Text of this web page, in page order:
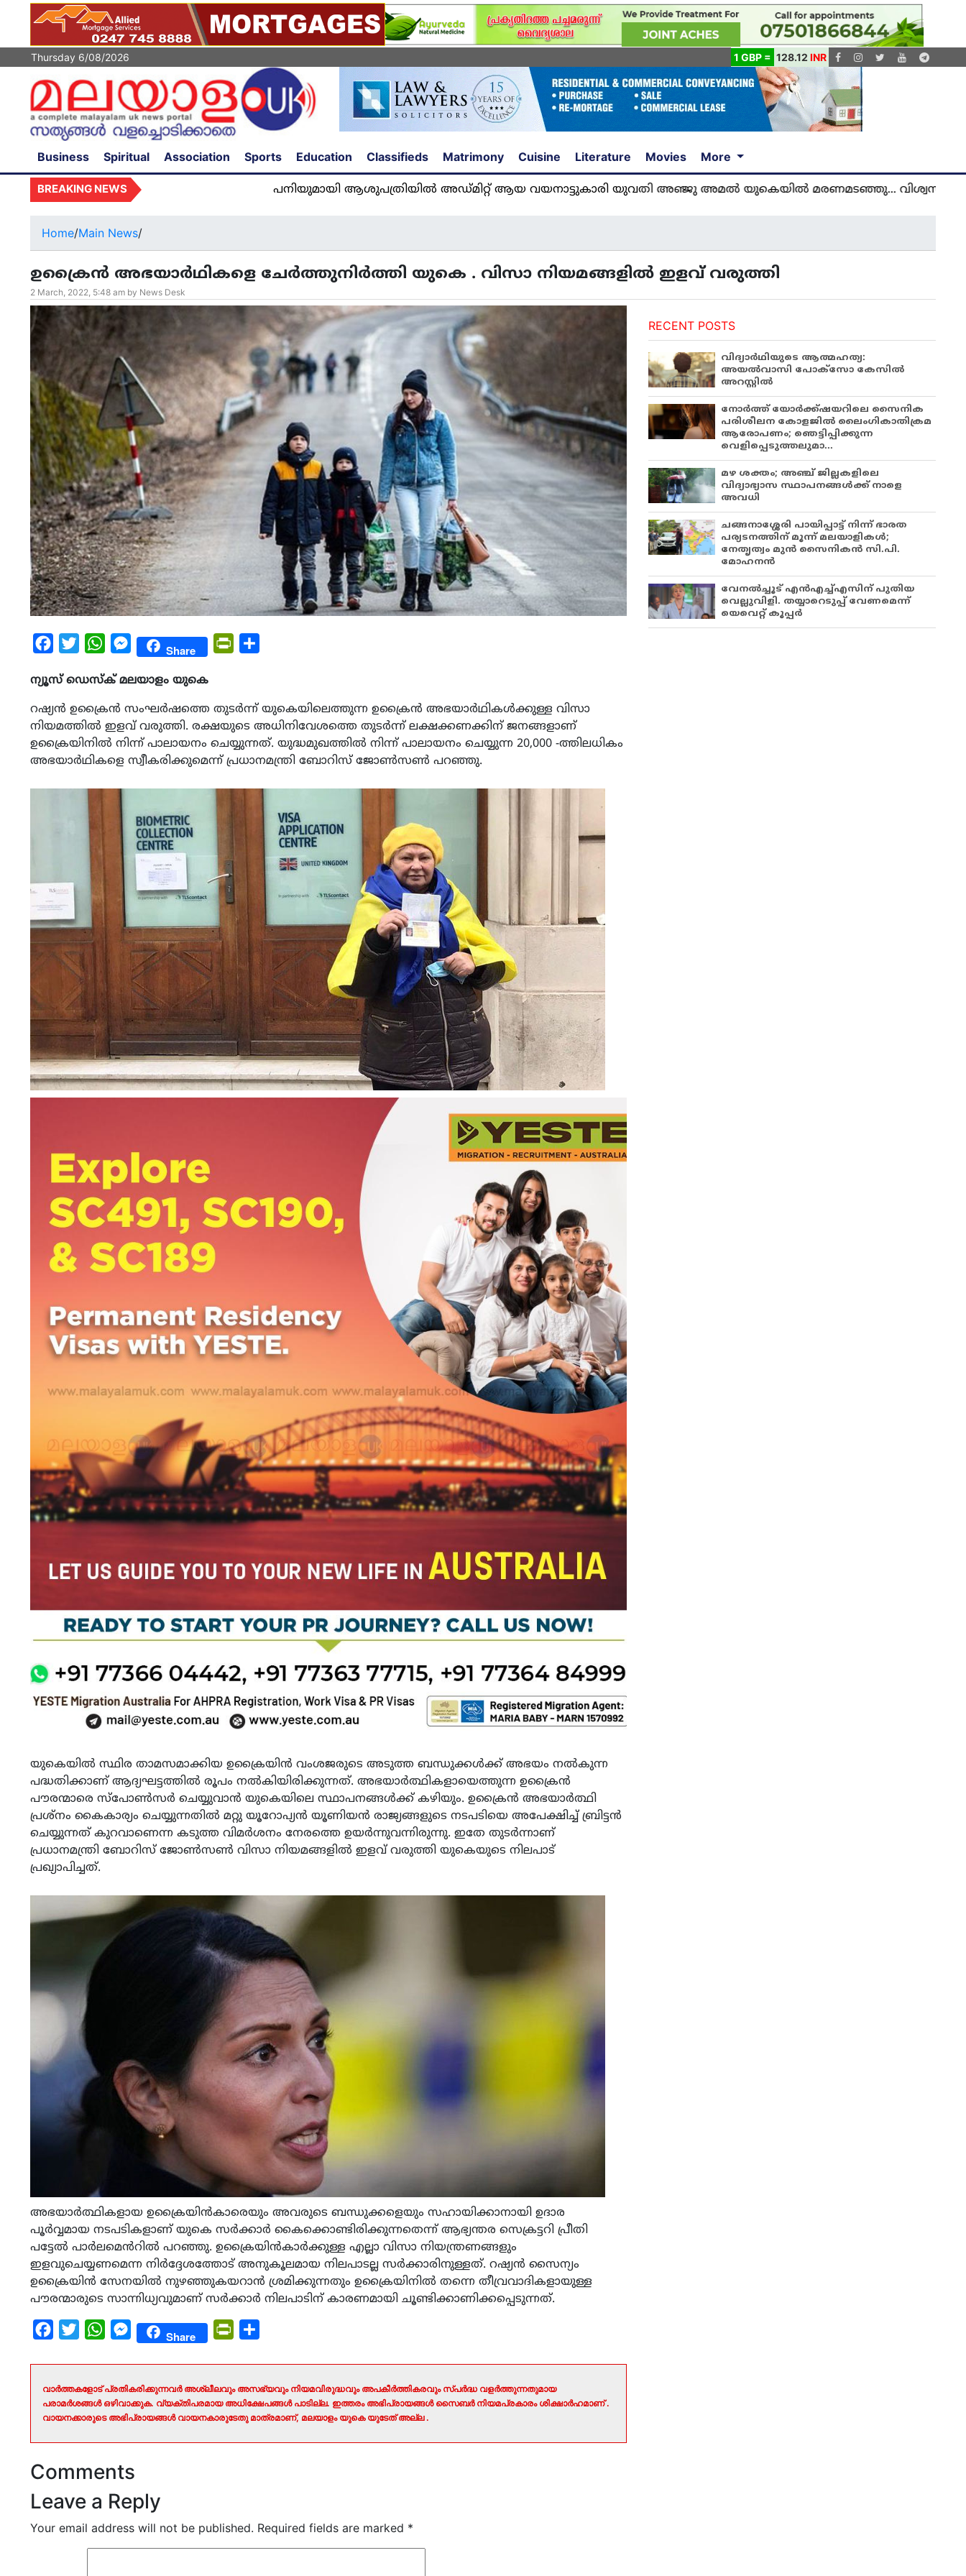
Thursday 6/08/2026 1 GBP = 128.12 INR
Business Spiritual Association Sports Education Classifieds Matrimony Cuisine Literature Movies More
BREAKING NEWS പനിയുമായി ആശുപത്രിയിൽ അഡ്മിറ്റ് ആയ വയനാട്ടുകാരി യുവതി അഞ്ജു അമൽ യുകെയിൽ മരണമടഞ്ഞു... വിശ്വസിക്കാനാകാതെ
Home/Main News/
ഉക്രൈൻ അഭയാർഥികളെ ചേർത്തുനിർത്തി യുകെ . വിസാ നിയമങ്ങളിൽ ഇളവ് വരുത്തി
2 March, 2022, 5:48 am by News Desk
Facebook
Twitter WhatsAppMessengerShare PrintFriendly
ന്യൂസ് ഡെസ്ക് മലയാളം യുകെ
റഷ്യൻ ഉക്രൈൻ സംഘർഷത്തെ തുടർന്ന് യുകെയിലെത്തുന്ന ഉക്രൈൻ അഭയാർഥികൾക്കുള്ള വിസാ
നിയമത്തിൽ ഇളവ് വരുത്തി. രക്ഷയുടെ അധിനിവേശത്തെ തുടർന്ന് ലക്ഷക്കണക്കിന് ജനങ്ങളാണ്
ഉക്രൈയിനിൽ നിന്ന് പാലായനം ചെയ്യുന്നത്. യുദ്ധമുഖത്തിൽ നിന്ന് പാലായനം ചെയ്യുന്ന 20,000 -ത്തിലധികം
അഭയാർഥികളെ സ്വീകരിക്കുമെന്ന് പ്രധാനമന്ത്രി ബോറിസ് ജോൺസൺ പറഞ്ഞു.
യുകെയിൽ സ്ഥിര താമസമാക്കിയ ഉക്രൈയിൻ വംശജരുടെ അടുത്ത ബന്ധുക്കൾക്ക് അഭയം നൽകുന്ന
പദ്ധതിക്കാണ് ആദ്യഘട്ടത്തിൽ രൂപം നൽകിയിരിക്കുന്നത്. അഭയാർത്ഥികളായെത്തുന്ന ഉക്രൈൻ
പൗരന്മാരെ സ്പോൺസർ ചെയ്യുവാൻ യുകെയിലെ സ്ഥാപനങ്ങൾക്ക് കഴിയും. ഉക്രൈൻ അഭയാർത്ഥി
പ്രശ്നം കൈകാര്യം ചെയ്യുന്നതിൽ മറ്റു യൂറോപ്യൻ യൂണിയൻ രാജ്യങ്ങളുടെ നടപടിയെ അപേക്ഷിച്ച് ബ്രിട്ടൻ
ചെയ്യുന്നത് കുറവാണെന്ന കടുത്ത വിമർശനം നേരത്തെ ഉയർന്നുവന്നിരുന്നു. ഇതേ തുടർന്നാണ്
പ്രധാനമന്ത്രി ബോറിസ് ജോൺസൺ വിസാ നിയമങ്ങളിൽ ഇളവ് വരുത്തി യുകെയുടെ നിലപാട്
പ്രഖ്യാപിച്ചത്.
അഭയാർത്ഥികളായ ഉക്രൈയിൻകാരെയും അവരുടെ ബന്ധുക്കളെയും സഹായിക്കാനായി ഉദാര
പൂർവ്വമായ നടപടികളാണ് യുകെ സർക്കാർ കൈക്കൊണ്ടിരിക്കുന്നതെന്ന് ആഭ്യന്തര സെക്രട്ടറി പ്രീതി
പട്ടേൽ പാർലമെൻറിൽ പറഞ്ഞു. ഉക്രൈയിൻകാർക്കുള്ള എല്ലാ വിസാ നിയന്ത്രണങ്ങളും
ഇളവുചെയ്യണമെന്ന നിർദ്ദേശത്തോട് അനുകൂലമായ നിലപാടല്ല സർക്കാരിനുള്ളത്. റഷ്യൻ സൈന്യം
ഉക്രൈയിൻ സേനയിൽ നുഴഞ്ഞുകയറാൻ ശ്രമിക്കുന്നതും ഉക്രൈയിനിൽ തന്നെ തീവ്രവാദികളായുള്ള
പൗരന്മാരുടെ സാന്നിധ്യവുമാണ് സർക്കാർ നിലപാടിന് കാരണമായി ചൂണ്ടിക്കാണിക്കപ്പെടുന്നത്.
Facebook
Twitter WhatsAppMessengerShare PrintFriendly
വാർത്തകളോട് പ്രതികരിക്കുന്നവർ അശ്ലീലവും അസഭ്യവും നിയമവിരുദ്ധവും അപകീർത്തികരവും സ്പർദ്ധ വളർത്തുന്നതുമായ
പരാമർശങ്ങൾ ഒഴിവാക്കുക. വ്യക്തിപരമായ അധിക്ഷേപങ്ങൾ പാടില്ല. ഇത്തരം അഭിപ്രായങ്ങൾ സൈബർ നിയമപ്രകാരം ശിക്ഷാർഹമാണ് .
വായനക്കാരുടെ അഭിപ്രായങ്ങൾ വായനകാരുടേതു മാത്രമാണ്, മലയാളം യുകെ യുടേത് അല്ല .
Comments
Leave a Reply
Your email address will not be published. Required fields are marked *
RECENT POSTS
വിദ്യാർഥിയുടെ ആത്മഹത്യ:
അയൽവാസി പോക്സോ കേസിൽ
അറസ്റ്റിൽ
നോർത്ത് യോർക്ക്ഷയറിലെ സൈനിക
പരിശീലന കോളജിൽ ലൈംഗികാതിക്രമ
ആരോപണം; ഞെട്ടിപ്പിക്കുന്ന
വെളിപ്പെടുത്തലുമാ...
മഴ ശക്തം; അഞ്ച് ജില്ലകളിലെ
വിദ്യാഭ്യാസ സ്ഥാപനങ്ങൾക്ക് നാളെ
അവധി
ചങ്ങനാശ്ശേരി പായിപ്പാട്ട് നിന്ന് ഭാരത
പര്യടനത്തിന് മൂന്ന് മലയാളികൾ;
നേതൃത്വം മുൻ സൈനികൻ സി.പി.
മോഹനൻ
വേനൽച്ചൂട് എൻഎച്ച്എസിന് പുതിയ
വെല്ലുവിളി. തയ്യാറെടുപ്പ് വേണമെന്ന്
യെവെറ്റ് കൂപ്പർ